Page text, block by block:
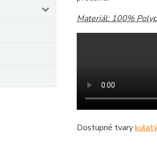
Materiál: 100%
Dostupné tvarykulatý